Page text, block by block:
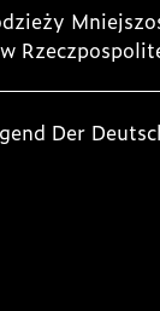
Der